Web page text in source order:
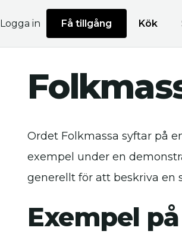
Kök
Logga in Få tillgång
Ordet Folkmassa syftar på
exempel under en
generellt för att beskriva en
Exempel